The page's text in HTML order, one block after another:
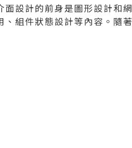
設計的前身是圖形設計和網
組件狀態設計等內容。隨著